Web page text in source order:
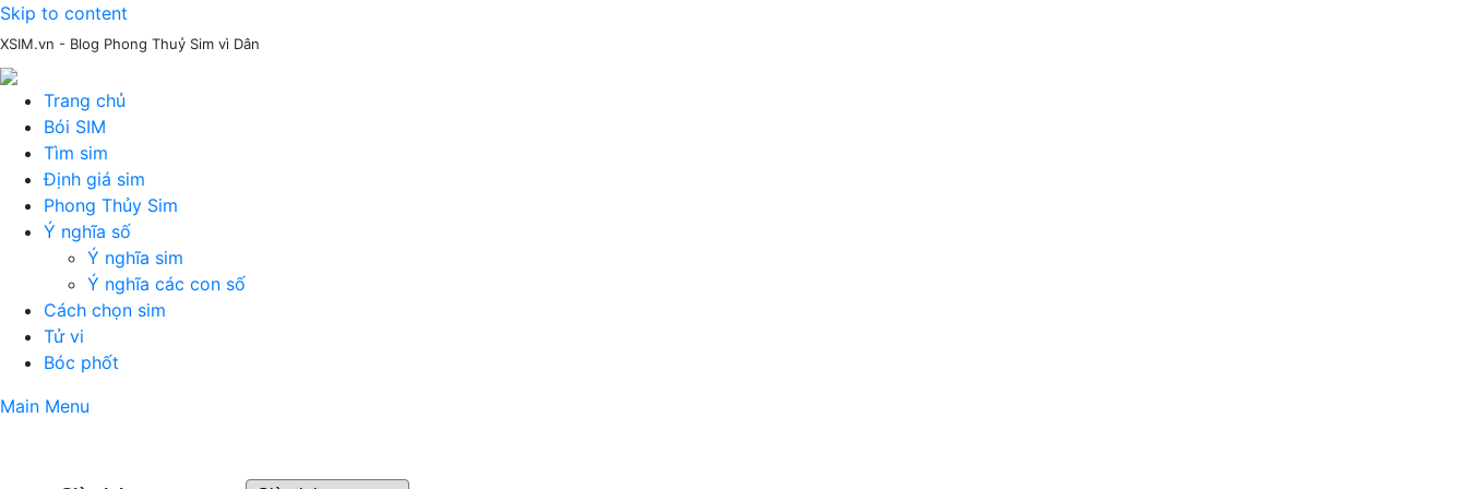
Skip to content
XSIM.vn - Blog Phong Thuỷ Sim vì Dân
Trang chủ
Bói SIM
Tìm sim
Định giá sim
Phong Thủy Sim
Ý nghĩa số
Ý nghĩa sim
Ý nghĩa các con số
Cách chọn sim
Tử vi
Bóc phốt
Main Menu